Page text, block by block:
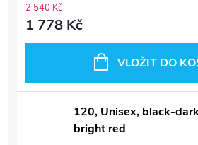
2 540 Kč
1 778 Kč
VLOŽIT DO
120, Unisex, black-
bright red